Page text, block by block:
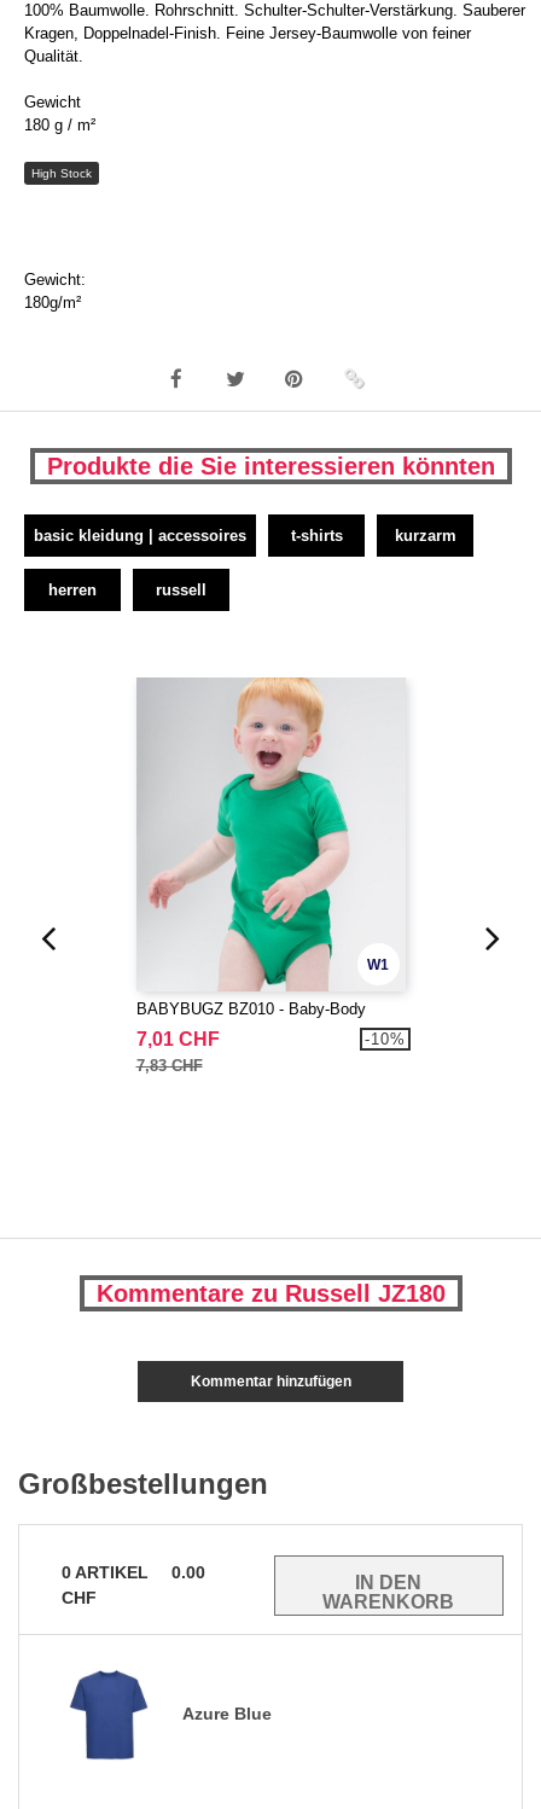
100% Baumwolle. Rohrschnitt. Schulter-Schulter-Verstärkung. Sauberer
Kragen, Doppelnadel-Finish. Feine Jersey-Baumwolle von feiner
Qualität.
Gewicht
180 g / m²
High Stock
Gewicht:
180g/m²
Produkte die Sie interessieren könnten
basic kleidung | accessoires t-shirts kurzarm
herren russell
W1
BABYBUGZ BZ010 - Baby-Body
7,01 CHF
7,83 CHF
-10%
Kommentare zu Russell JZ180
Kommentar hinzufügen
Großbestellungen
0ARTIKEL
0.00
CHF
Azure Blue